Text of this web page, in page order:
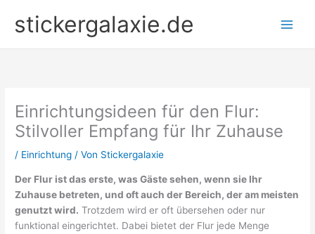
Inhaltstickergalaxie.de
Einrichtungsideen für den Flur:
Stilvoller Empfang für Ihr Zuhause
/ Einrichtung / Von Stickergalaxie
Der Flur ist das erste, was Gäste sehen, wenn sie Ihr
Zuhause betreten, und oft auch der Bereich, der am meisten
genutzt wird. Trotzdem wird er oft übersehen oder nur
funktional eingerichtet. Dabei bietet der Flur jede Menge